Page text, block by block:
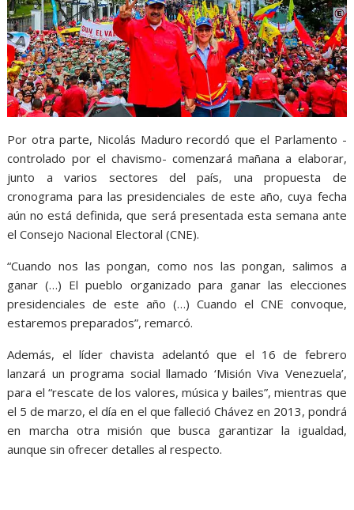
Por otra parte, Nicolás Maduro recordó que el Parlamento -
controlado por el chavismo- comenzará mañana a elaborar,
junto a varios sectores del país, una propuesta de
cronograma para las presidenciales de este año, cuya fecha
aún no está definida, que será presentada esta semana ante
el Consejo Nacional Electoral (CNE).
“Cuando nos las pongan, como nos las pongan, salimos a
ganar (…) El pueblo organizado para ganar las elecciones
presidenciales de este año (…) Cuando el CNE convoque,
estaremos preparados”, remarcó.
Además, el líder chavista adelantó que el 16 de febrero
lanzará un programa social llamado ‘Misión Viva Venezuela’,
para el “rescate de los valores, música y bailes”, mientras que
el 5 de marzo, el día en el que falleció Chávez en 2013, pondrá
en marcha otra misión que busca garantizar la igualdad,
aunque sin ofrecer detalles al respecto.